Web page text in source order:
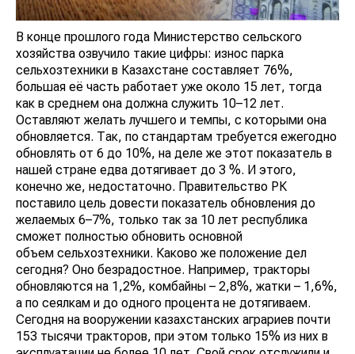
В конце прошлого года Министерство сельского
хозяйства озвучило такие цифры: износ парка
сельхозтехники в Казахстане составляет 76%,
большая её часть работает уже около 15 лет, тогда
как в среднем она должна служить 10–12 лет.
Оставляют желать лучшего и темпы, с которыми она
обновляется. Так, по стандартам требуется ежегодно
обновлять от 6 до 10%, на деле же этот показатель в
нашей стране едва дотягивает до 3 %. И этого,
конечно же, недостаточно. Правительство РК
поставило цель довести показатель обновления до
желаемых 6–7%, только так за 10 лет республика
сможет полностью обновить основной
объем сельхозтехники. Каково же положение дел
сегодня? Оно безрадостное. Например, тракторы
обновляются на 1,2%, комбайны – 2,8%, жатки – 1,6%,
а по сеялкам и до одного процента не дотягиваем.
Сегодня на вооружении казахстанских аграриев почти
153 тысячи тракторов, при этом только 15% из них в